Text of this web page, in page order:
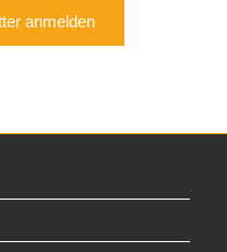
anmelden